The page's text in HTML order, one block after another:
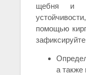
щебня и
помощью
а также